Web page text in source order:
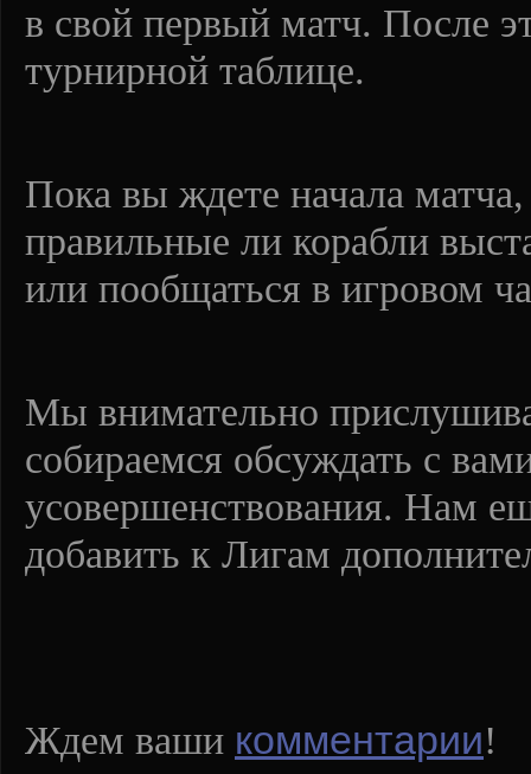
в свой первый матч. После
турнирной таблице.
Пока вы ждете начала
правильные ли корабли
или пообщаться в игровом
Мы внимательно
собираемся обсуждать с
усовершенствования. Нам
добавить к Лигам
Ждем ваши комментарии!